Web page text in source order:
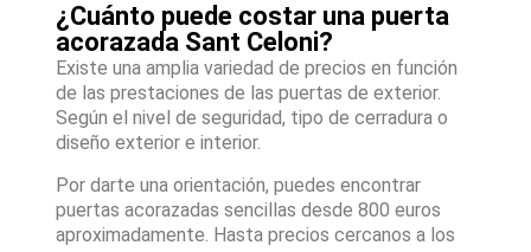
¿Cuánto puede costar una puerta
acorazada Sant Celoni?
Existe una amplia variedad de precios en función
de las prestaciones de las puertas de exterior.
Según el nivel de seguridad, tipo de cerradura o
diseño exterior e interior.
Por darte una orientación, puedes encontrar
puertas acorazadas sencillas desde 800 euros
aproximadamente. Hasta precios cercanos a los